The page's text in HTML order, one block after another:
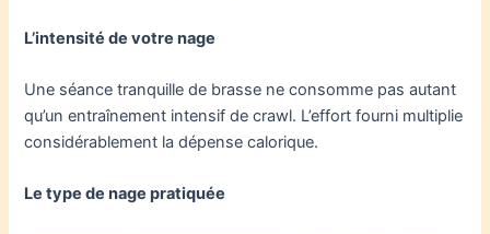
L’intensité de votre nage
Une séance tranquille de brasse ne consomme pas autant
qu’un entraînement intensif de crawl. L’effort fourni multiplie
considérablement la dépense calorique.
Le type de nage pratiquée